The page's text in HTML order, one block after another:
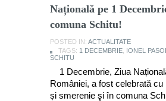
Națională pe 1
comuna Schitu!
POSTED IN: ACTUALITATE
TAGS: 1 DECEMBRIE IONEL PASOL
SCHITU
1 Decembrie, Ziua
României, a fost celebrată
și smerenie şi în comuna